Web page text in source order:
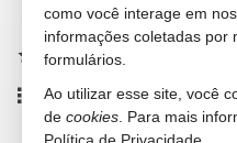
cadastre seu imóvel
imóveis favoritos
mapa de imóveis
como você interage em
informações coletadas por
formulários.
Ao utilizar esse site, você
de cookies . Para mais